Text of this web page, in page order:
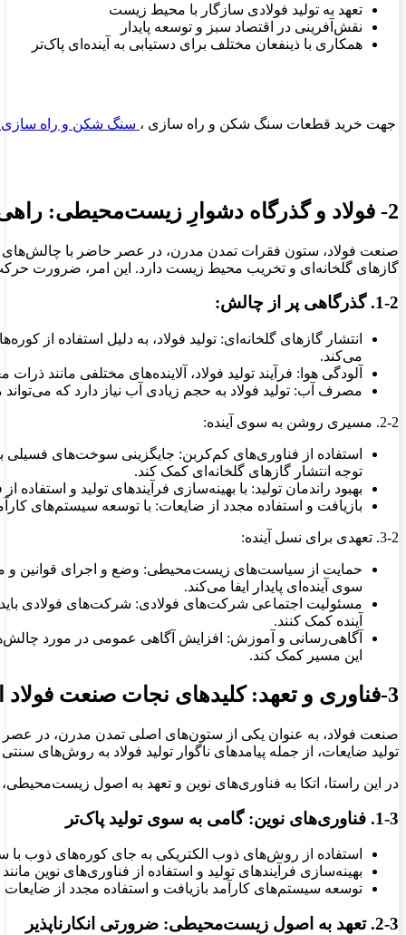
تعهد به تولید فولادی سازگار با محیط زیست
نقش‌آفرینی در اقتصاد سبز و توسعه پایدار
همکاری با ذینفعان مختلف برای دستیابی به آینده‌ای پاک‌تر
جهت خرید قطعات سنگ شکن و راه سازی ، سنگ شکن و راه سازی
2- فولاد و گذرگاه دشوارِ زیست‌محیطی: راهی به سوی آینده‌ای پاک‌تر
صنعت فولاد، ستون فقرات تمدن مدرن، در عصر حاضر با چالش‌های
گازهای گلخانه‌ای و تخریب محیط زیست دارد. این امر، ضرورت
1-2. گذرگاهی پر از چالش:
انتشار گازهای گلخانه‌ای: تولید فولاد، به دلیل استفاده
می‌کند.
آلودگی هوا: فرآیند تولید فولاد، آلاینده‌های مختلفی
مصرف آب: تولید فولاد به حجم زیادی آب نیاز دارد که
2-2. مسیری روشن به سوی آینده:
استفاده از فناوری‌های کم‌کربن: جایگزینی سوخت‌های فسیلی
توجه انتشار گازهای گلخانه‌ای کمک کند.
بهبود راندمان تولید: با بهینه‌سازی فرآیندهای تولید و
بازیافت و استفاده مجدد از ضایعات: با توسعه سیستم‌های
3-2. تعهدی برای نسل آینده:
حمایت از سیاست‌های زیست‌محیطی: وضع و اجرای قوانین و
سوی آینده‌ای پایدار ایفا می‌کند.
مسئولیت اجتماعی شرکت‌های فولادی: شرکت‌های فولادی
آینده کمک کنند.
آگاهی‌رسانی و آموزش: افزایش آگاهی عمومی در مورد
این مسیر کمک کند.
3-فناوری و تعهد: کلیدهای نجات صنعت فولاد از بحران زیست‌محیطی
صنعت فولاد، به عنوان یکی از ستون‌های اصلی تمدن مدرن، در
تولید ضایعات، از جمله پیامدهای ناگوار تولید فولاد به روش‌های
در این راستا، اتکا به فناوری‌های نوین و تعهد به اصول
1-3. فناوری‌های نوین: گامی به سوی تولید پاک‌تر
استفاده از روش‌های ذوب الکتریکی به جای کوره‌های ذوب با
بهینه‌سازی فرآیندهای تولید و استفاده از فناوری‌های
توسعه سیستم‌های کارآمد بازیافت و استفاده مجدد از
2-3. تعهد به اصول زیست‌محیطی: ضرورتی انکارناپذیر